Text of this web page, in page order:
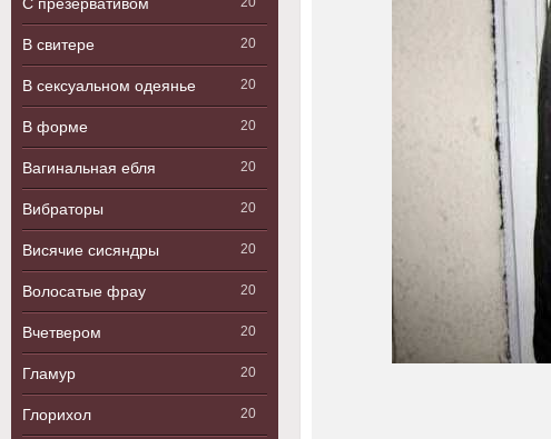
В свитере 20
В сексуальном одеянье 20
В форме 20
Вагинальная ебля 20
Вибраторы 20
Висячие сисяндры 20
Волосатые фрау 20
Вчетвером 20
Гламур 20
Глорихол 20